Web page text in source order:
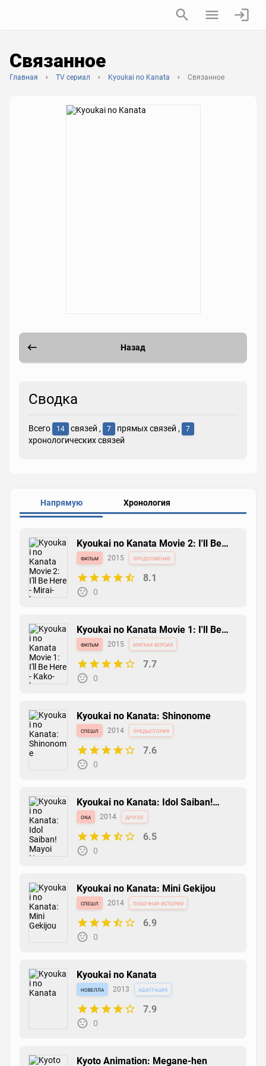
Связанное
Главная TV сериал Kyoukai no Kanata Связанное
Назад
Сводка
Всего 14 связей , 7 прямых связей , 7
хронологических связей
Напрямую Хронология
Kyoukai no Kanata Movie 2: I'll Be
Here - Mirai-hen
фильм 2015 продолжение
8.1
0
Kyoukai no Kanata Movie 1: I'll Be
Here - Kako-hen
фильм 2015 краткая версия
7.7
0
Kyoukai no Kanata: Shinonome
спешл 2014 предыстория
7.6
0
Kyoukai no Kanata: Idol Saiban!
Mayoi Nagara mo Kimi wo Sabaku
Tami
ona 2014 другое
6.5
0
Kyoukai no Kanata: Mini Gekijou
спешл 2014 побочная история
6.9
0
Kyoukai no Kanata
новелла 2013 адаптация
7.9
0
Kyoto Animation: Megane-hen